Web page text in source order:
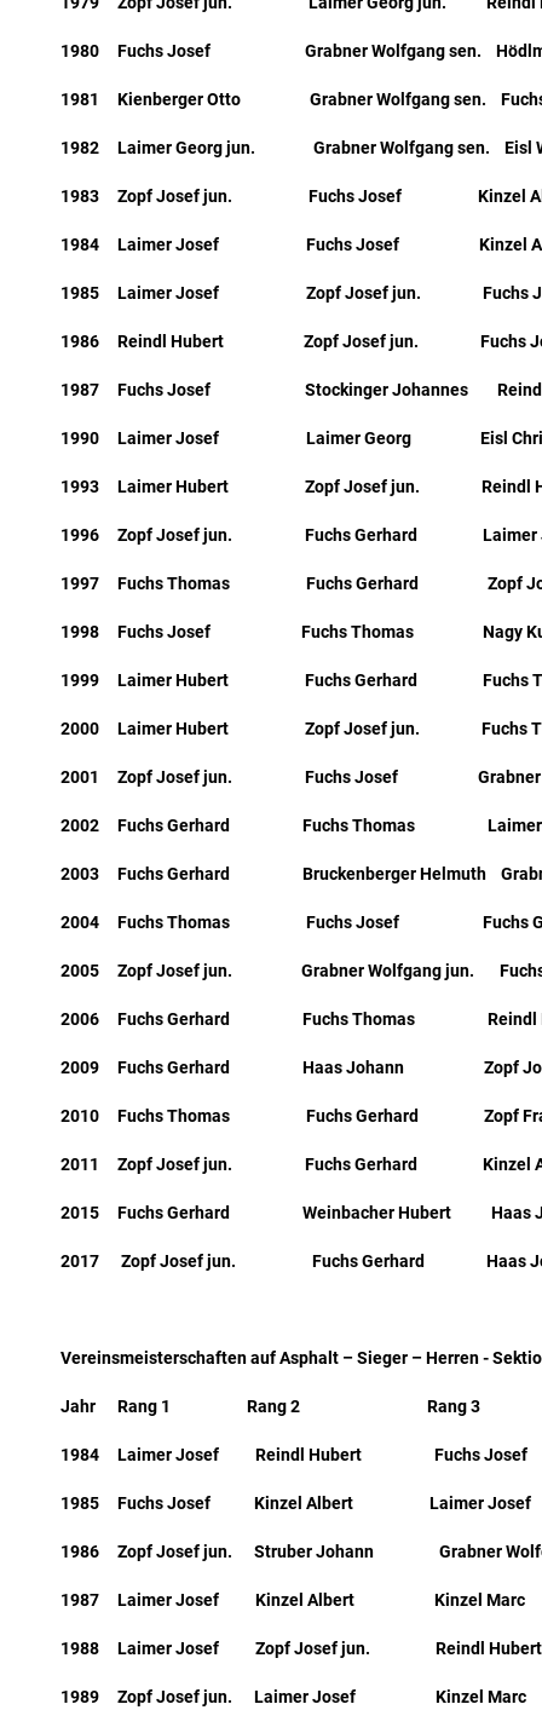
1980 Fuchs Josef Grabner Wolfgang sen.
1981 Kienberger Otto Grabner Wolfgang sen.
1982 Laimer Georg jun. Grabner Wolfgang sen. Eisl
1983 Zopf Josef jun. Fuchs Josef Kinzel
1984 Laimer Josef Fuchs Josef Kinzel
1985 Laimer Josef Zopf Josef jun. Fuchs
1986 Reindl Hubert Zopf Josef jun. Fuchs
1987 Fuchs Josef Stockinger Johannes Reindl
1990 Laimer Josef Laimer Georg Eisl
1993 Laimer Hubert Zopf Josef jun. Reindl
1996 Zopf Josef jun. Fuchs Gerhard Laimer
1997 Fuchs Thomas Fuchs Gerhard Zopf
1998 Fuchs Josef Fuchs Thomas Nagy
1999 Laimer Hubert Fuchs Gerhard Fuchs
2000 Laimer Hubert Zopf Josef jun. Fuchs
2001 Zopf Josef jun. Fuchs Josef Grabner
2002 Fuchs Gerhard Fuchs Thomas Laimer
2003 Fuchs Gerhard Bruckenberger Helmuth
2004 Fuchs Thomas Fuchs Josef Fuchs
2005 Zopf Josef jun. Grabner Wolfgang jun. Fuchs
2006 Fuchs Gerhard Fuchs Thomas Reindl
2009 Fuchs Gerhard Haas Johann Zopf
2010 Fuchs Thomas Fuchs Gerhard Zopf
2011 Zopf Josef jun. Fuchs Gerhard Kinzel
2015 Fuchs Gerhard Weinbacher Hubert Haas
2017 Zopf Josef jun. Fuchs Gerhard Haas
Vereinsmeisterschaften auf Asphalt – Sieger – Herren -
Jahr Rang 1 Rang 2 Rang 3
1984 Laimer Josef Reindl Hubert Fuchs
1985 Fuchs Josef Kinzel Albert Laimer Josef
1986 Zopf Josef jun. Struber Johann Grabner
1987 Laimer Josef Kinzel Albert Kinzel Marc
1988 Laimer Josef Zopf Josef jun. Reindl Hubert
1989 Zopf Josef jun. Laimer Josef Kinzel Marc